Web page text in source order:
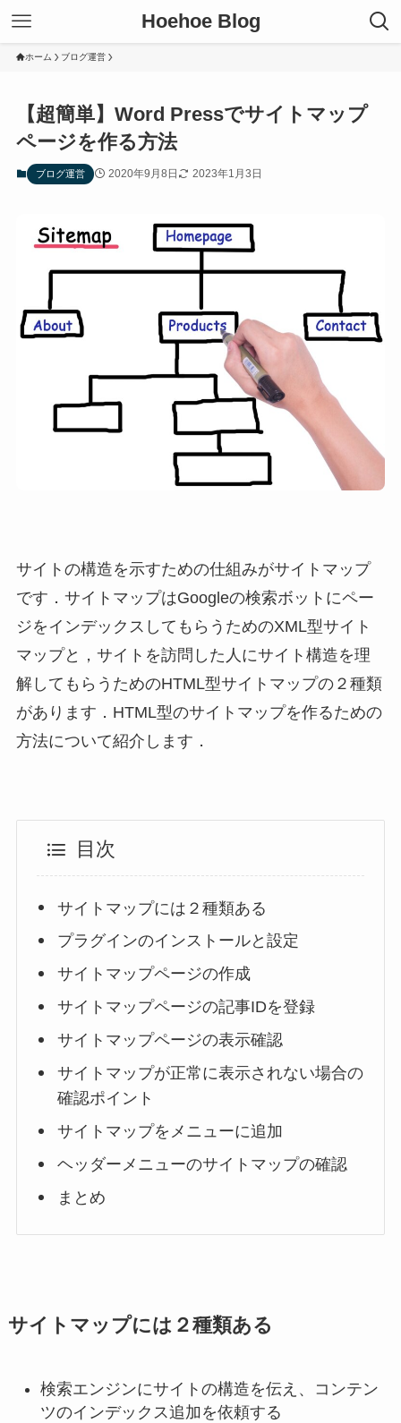
Hoehoe Blog
ホーム ブログ運営
【超簡単】Word Pressでサイトマップ
ページを作る方法
ブログ運営 2020年9月8日 2023年1月3日
サイトの構造を示すための仕組みがサイトマップ
です．サイトマップはGoogleの検索ボットにペー
ジをインデックスしてもらうためのXML型サイト
マップと，サイトを訪問した人にサイト構造を理
解してもらうためのHTML型サイトマップの２種類
があります．HTML型のサイトマップを作るための
方法について紹介します．
目次
サイトマップには２種類ある
プラグインのインストールと設定
サイトマップページの作成
サイトマップページの記事IDを登録
サイトマップページの表示確認
サイトマップが正常に表示されない場合の
確認ポイント
サイトマップをメニューに追加
ヘッダーメニューのサイトマップの確認
まとめ
サイトマップには２種類ある
検索エンジンにサイトの構造を伝え、コンテン
ツのインデックス追加を依頼する